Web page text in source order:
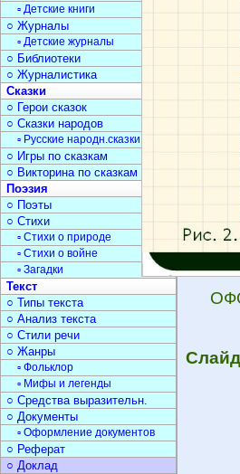
▫ Детские книги
○ Журналы
▫ Детские журналы
○ Библиотеки
○ Журналистика
Сказки
○ Герои сказок
○ Сказки народов
▫ Русские народн.сказки
○ Игры по сказкам
○ Викторина по сказкам
Поэзия
○ Поэты
○ Стихи
▫ Стихи о природе
▫ Стихи о войне
▫ Загадки
Текст
○ Типы текста
○ Анализ текста
○ Стили речи
○ Жанры
▫ Фольклор
▫ Мифы и легенды
○ Средства выразительн.
○ Документы
▫ Оформление документов
○ Реферат
○ Доклад